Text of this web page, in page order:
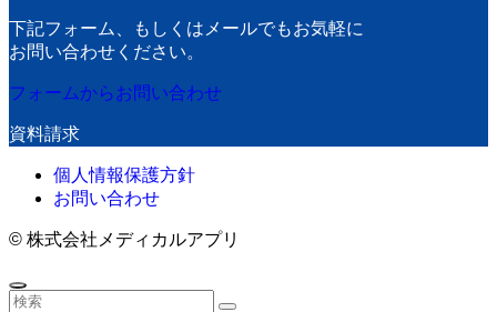
下記フォーム、もしくはメールでもお気軽に
お問い合わせください。
フォーム⁨⁩からお問い合わせ
資料請求
個人情報保護方針
お問い合わせ
© 株式会社メディカルアプリ